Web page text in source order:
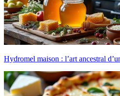
Hydromel maison : l’art ancestral